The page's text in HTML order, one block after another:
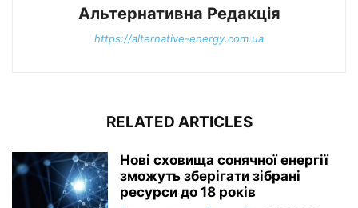
Альтернативна Редакція
https://alternative-energy.com.ua
RELATED ARTICLES
Нові сховища сонячної енергії
зможуть зберігати зібрані
ресурси до 18 років